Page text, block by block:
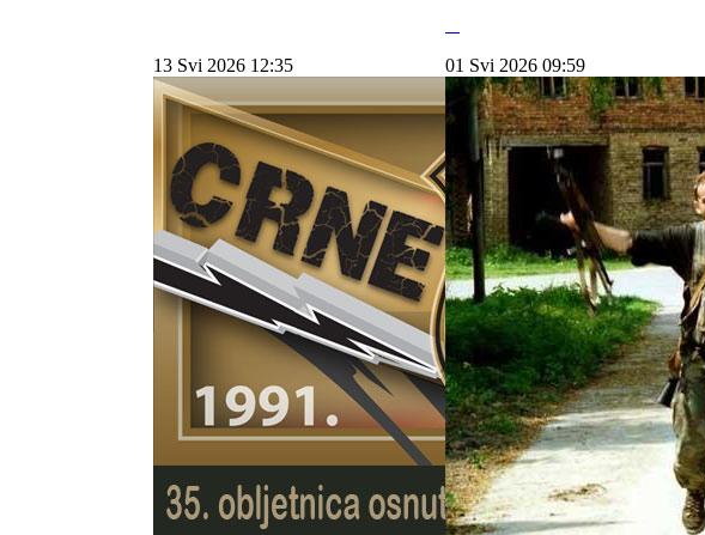
13 Svi 2026 12:35 01 Svi 2026 09:59